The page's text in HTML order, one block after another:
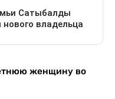
женщину во